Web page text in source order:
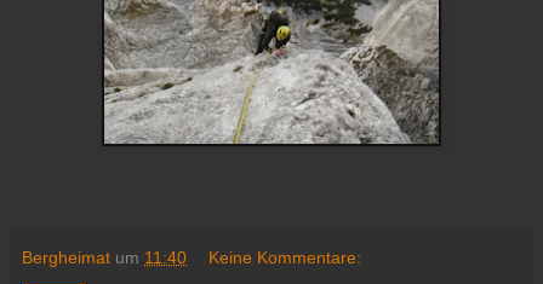
Bergheimat um 11:40 Keine Kommentare: